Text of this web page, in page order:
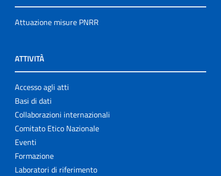
Attuazione misure PNRR
ATTIVITÀ
Accesso agli atti
Basi di dati
Collaborazioni internazionali
Comitato Etico Nazionale
Eventi
Formazione
Laboratori di riferimento